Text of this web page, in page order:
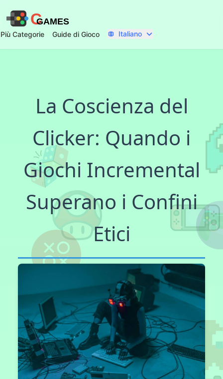
CGAMES
Più Categorie Guide di Gioco Italiano
La Coscienza del
Clicker: Quando i
Giochi Incremental
Superano i Confini
Etici